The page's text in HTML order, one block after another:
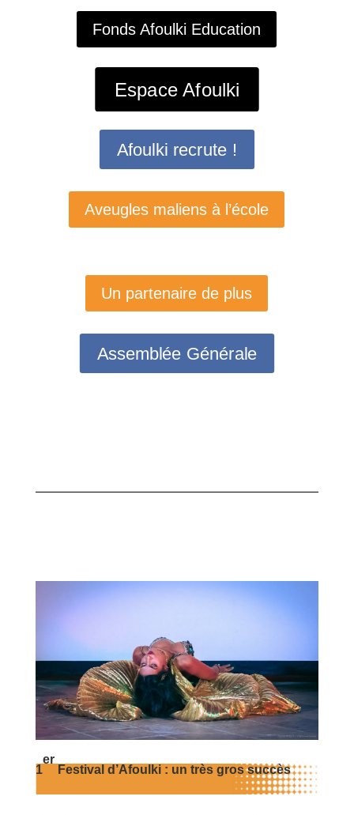
Fonds Afoulki Education
Espace Afoulki
Afoulki recrute !
Aveugles maliens à l’école
Un partenaire de plus
Assemblée Générale
1
er
Festival d’Afoulki : un très gros succès